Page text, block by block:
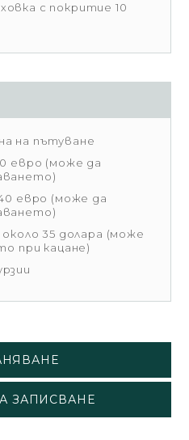
с покритие 10
на пътуване
евро (може да
евро (може да
около 35 долара (може
при кацане)
ЗАПИСВАНЕ